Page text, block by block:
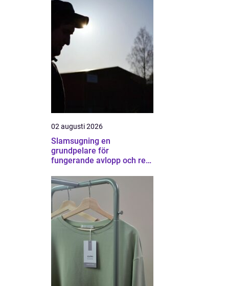
02 augusti 2026
Slamsugning en
grundpelare för
fungerande avlopp och ren